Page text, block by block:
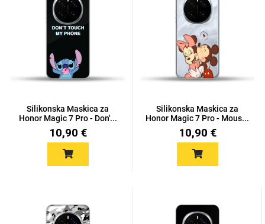
Silikonska Maskica za
Honor Magic 7 Pro - Don'...
10,90 €
Silikonska Maskica za
Honor Magic 7 Pro - Mous...
10,90 €